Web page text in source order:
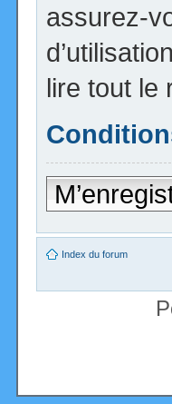
assurez-
lire tout le
Index du forum